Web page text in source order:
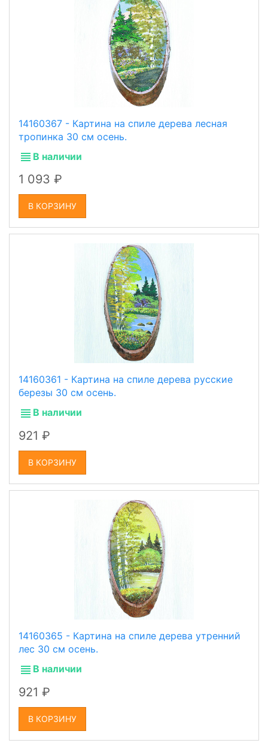
14160367 - Картина на спиле дерева лесная
тропинка 30 см осень.
В наличии
1 093
В КОРЗИНУ
14160361 - Картина на спиле дерева русские
березы 30 см осень.
В наличии
921
В КОРЗИНУ
14160365 - Картина на спиле дерева утренний
лес 30 см осень.
В наличии
921
В КОРЗИНУ